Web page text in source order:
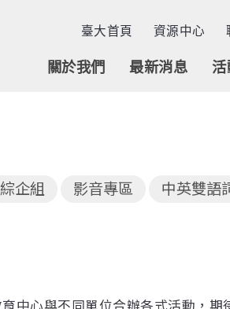
臺大首頁 資源中心
關於我們 最新消息
綜企組 影音專區 中英雙語